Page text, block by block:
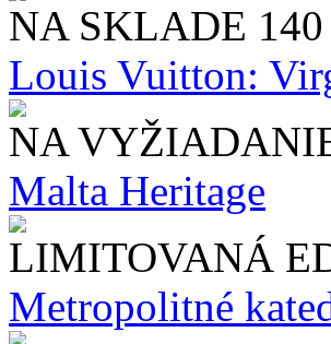
NA SKLADE
Louis Vuitton:
NA
Malta Heritage
LIMITOVANÁ
Metropolitné